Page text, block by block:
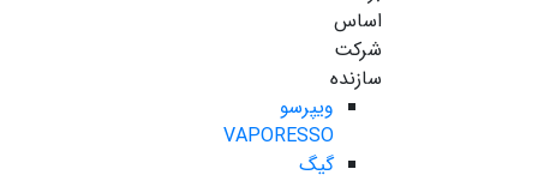
اساس
شرکت
سازنده
ویپرسو
VAPORESSO
گیگ